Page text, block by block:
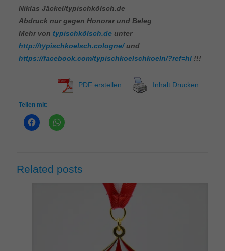
Niklas Jäckel/typischkölsch.de
Abdruck nur gegen Honorar und Beleg
Mehr von typischkölsch.deunter
http://typischkoelsch.cologne/und
https://facebook.com/typischkoelschkoeln/?ref=hl!!!
PDF erstellen Inhalt Drucken
Teilen mit:
Related posts